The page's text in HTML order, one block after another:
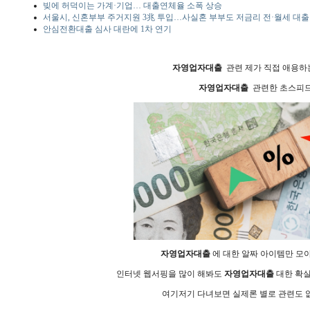
빚에 허덕이는 가계·기업… 대출연체율 소폭 상승
서울시, 신혼부부 주거지원 3兆 투입…사실혼 부부도 저금리 전·월세 대출
안심전환대출 심사 대란에 1차 연기
자영업자대출 관련 제가 직접 애용
자영업자대출 관련한 초스피
자영업자대출 에 대한 알짜 아이템만 모
인터넷 웹서핑을 많이 해봐도 자영업자대출 대한 확
여기저기 다녀보면 실제론 별로 관련도